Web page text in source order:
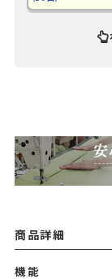
商品詳細
機能